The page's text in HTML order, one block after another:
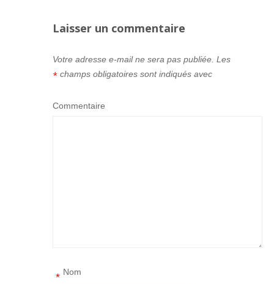
Laisser un commentaire
Votre adresse e-mail ne sera pas publiée. Les
champs obligatoires sont indiqués avec
*
Commentaire
Nom
*